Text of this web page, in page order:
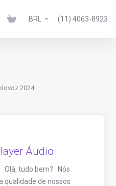
BRL (11) 4063-8923
2024
Áudio
Olá, tudo bem? Nós
qualidade de nossos